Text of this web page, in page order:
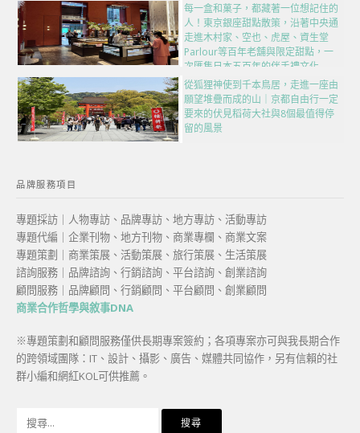
每一盒和菓子，都藏著一位想記住的
人！東京銀座甜點散策，沿著中央通
走進木村家、空也、虎屋、資生堂
Parlour等百年老舖與限定甜點，一
次匯集日本五百年的伴手禮文化
從狐狸神使到千本鳥居，走進一座由
願望堆疊而成的山｜京都自由行一定
要來的伏見稻荷大社與8個最值得停
留的風景
品牌服務項目
專題採訪｜人物專訪、品牌專訪、地方專訪、活動專訪
專題代編｜企業刊物、地方刊物、商業專欄、商業文案
專題策劃｜商業策展、活動策展、旅行策展、生活策展
諮詢服務｜品牌諮詢、行銷諮詢、平台諮詢、創業諮詢
顧問服務｜品牌顧問、行銷顧問、平台顧問、創業顧問
商業合作哲學與敘事DNA
※專題策劃和顧問服務僅供長期專案簽約；各項專案亦可與我長期合作
的跨領域團隊：IT、設計、攝影、廣告、媒體共同協作，另有信賴的社
群小編和網紅KOL可供推薦。